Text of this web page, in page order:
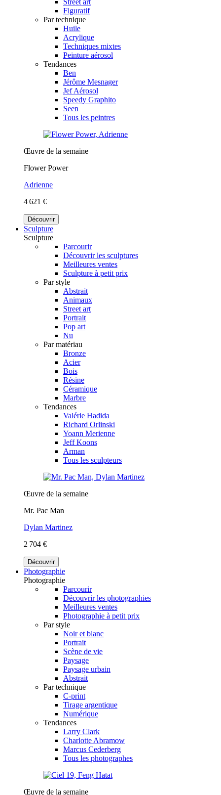
Figuratif
Par technique
Huile
Acrylique
Techniques mixtes
Peinture aérosol
Tendances
Ben
Jérôme Mesnager
Jef Aérosol
Speedy Graphito
Seen
Tous les peintres
Œuvre de la semaine
Flower Power
Adrienne
4 621 €
Découvrir
Sculpture
Sculpture
Parcourir
Découvrir les sculptures
Meilleures ventes
Sculpture à petit prix
Par style
Abstrait
Animaux
Street art
Portrait
Pop art
Nu
Par matériau
Bronze
Acier
Bois
Résine
Céramique
Marbre
Tendances
Valérie Hadida
Richard Orlinski
Yoann Merienne
Jeff Koons
Arman
Tous les sculpteurs
Œuvre de la semaine
Mr. Pac Man
Dylan Martinez
2 704 €
Découvrir
Photographie
Photographie
Parcourir
Découvrir les photographies
Meilleures ventes
Photographie à petit prix
Par style
Noir et blanc
Portrait
Scène de vie
Paysage
Paysage urbain
Abstrait
Par technique
C-print
Tirage argentique
Numérique
Tendances
Larry Clark
Charlotte Abramow
Marcus Cederberg
Tous les photographes
Œuvre de la semaine